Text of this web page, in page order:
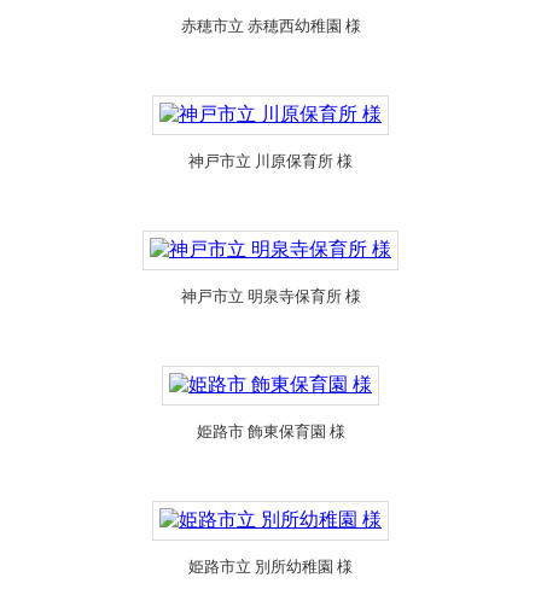
赤穂市立 赤穂西幼稚園 様
神戸市立 川原保育所 様
神戸市立 明泉寺保育所 様
姫路市 飾東保育園 様
姫路市立 別所幼稚園 様